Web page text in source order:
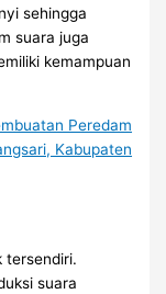
sehingga
suara juga
kemampuan
tersendiri.
suara